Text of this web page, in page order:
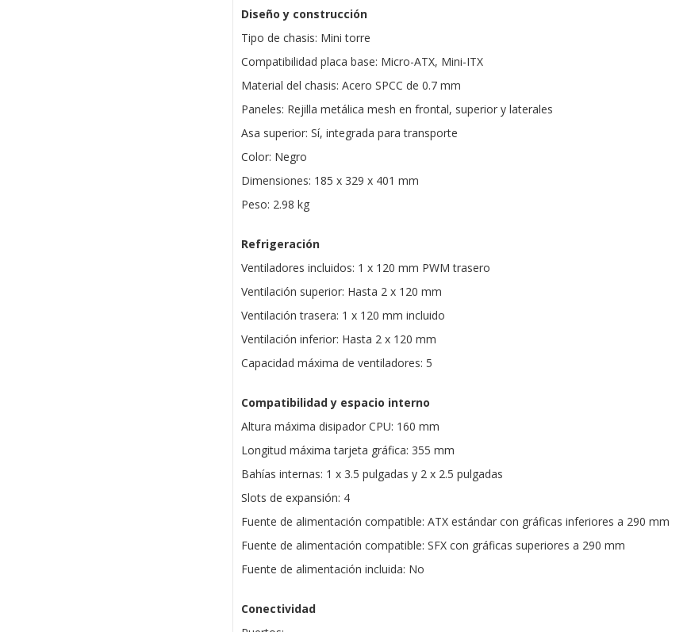
Diseño y construcción
Tipo de chasis: Mini torre
Compatibilidad placa base: Micro-ATX, Mini-ITX
Material del chasis: Acero SPCC de 0.7 mm
Paneles: Rejilla metálica mesh en frontal, superior y laterales
Asa superior: Sí, integrada para transporte
Color: Negro
Dimensiones: 185 x 329 x 401 mm
Peso: 2.98 kg
Refrigeración
Ventiladores incluidos: 1 x 120 mm PWM trasero
Ventilación superior: Hasta 2 x 120 mm
Ventilación trasera: 1 x 120 mm incluido
Ventilación inferior: Hasta 2 x 120 mm
Capacidad máxima de ventiladores: 5
Compatibilidad y espacio interno
Altura máxima disipador CPU: 160 mm
Longitud máxima tarjeta gráfica: 355 mm
Bahías internas: 1 x 3.5 pulgadas y 2 x 2.5 pulgadas
Slots de expansión: 4
Fuente de alimentación compatible: ATX estándar con gráficas inferiores a 290 mm
Fuente de alimentación compatible: SFX con gráficas superiores a 290 mm
Fuente de alimentación incluida: No
Conectividad